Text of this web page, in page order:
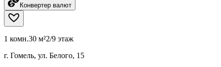
Конвертер валют
1 комн.30 м²2/9 этаж
г. Гомель, ул. Белого, 15